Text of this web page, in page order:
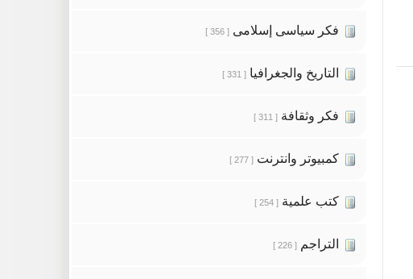
فكر سياسى إسلامى [ 356 ]
التاريخ والجغرافيا [ 331 ]
فكر وثقافة [ 311 ]
كمبيوتر وانترنت [ 277 ]
كتب علمية [ 254 ]
التراجم [ 226 ]